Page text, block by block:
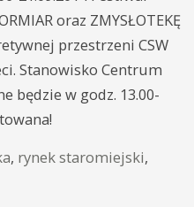
oraz ZMYSŁOTEKĘ
przestrzeni CSW
Stanowisko Centrum
będzie w godz. 13.00-
, rynek staromiejski,